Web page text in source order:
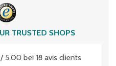
TRUSTED SHOPS
/ 5.00 bei 18 avis clients